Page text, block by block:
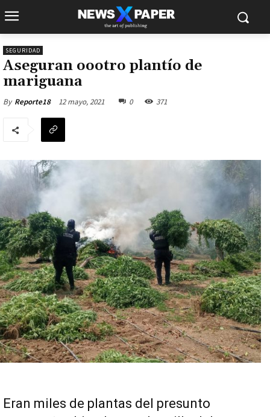
SEGURIDAD
Aseguran oootro plantío de
mariguana
By Reporte18 12 mayo, 2021 0 371
Eran miles de plantas del presunto